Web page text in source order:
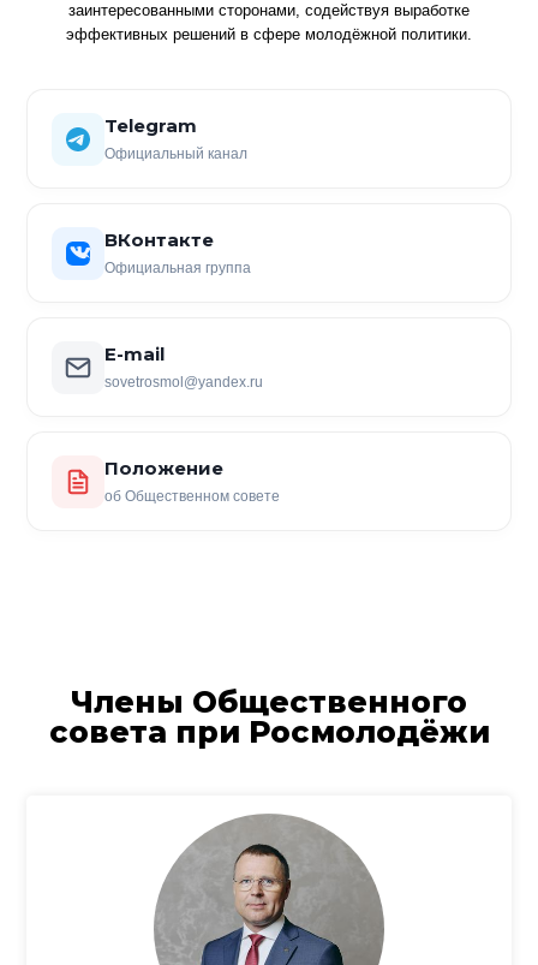
заинтересованными сторонами, содействуя выработке
эффективных решений в сфере молодёжной политики.
Telegram
Официальный канал
ВКонтакте
Официальная группа
E-mail
sovetrosmol@yandex.ru
Положение
об Общественном совете
Члены Общественного
совета при Росмолодёжи